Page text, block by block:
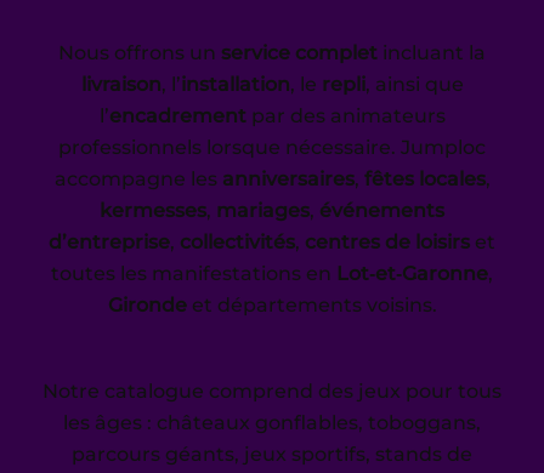
Nous offrons un service complet incluant la
livraison, l’installation, le repli, ainsi que
l’encadrementpar des animateurs
professionnels lorsque nécessaire. Jumploc
accompagne les anniversaires, fêtes locales,
kermesses, mariages, événements
d’entreprise, collectivités, centres de loisirs et
toutes les manifestations en Lot‑et‑Garonne,
Girondeet départements voisins.
Notre catalogue comprend des jeux pour tous
les âges : châteaux gonflables, toboggans,
parcours géants, jeux sportifs, stands de